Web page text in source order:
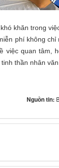
khăn trong
phí không
việc quan tâm,
thần nhân
Nguồn tin: